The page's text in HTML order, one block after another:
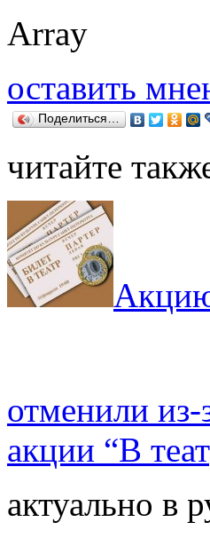
Array
оставить
Поделиться…
читайте
Акцию
отменили из-
акции “В
актуально в